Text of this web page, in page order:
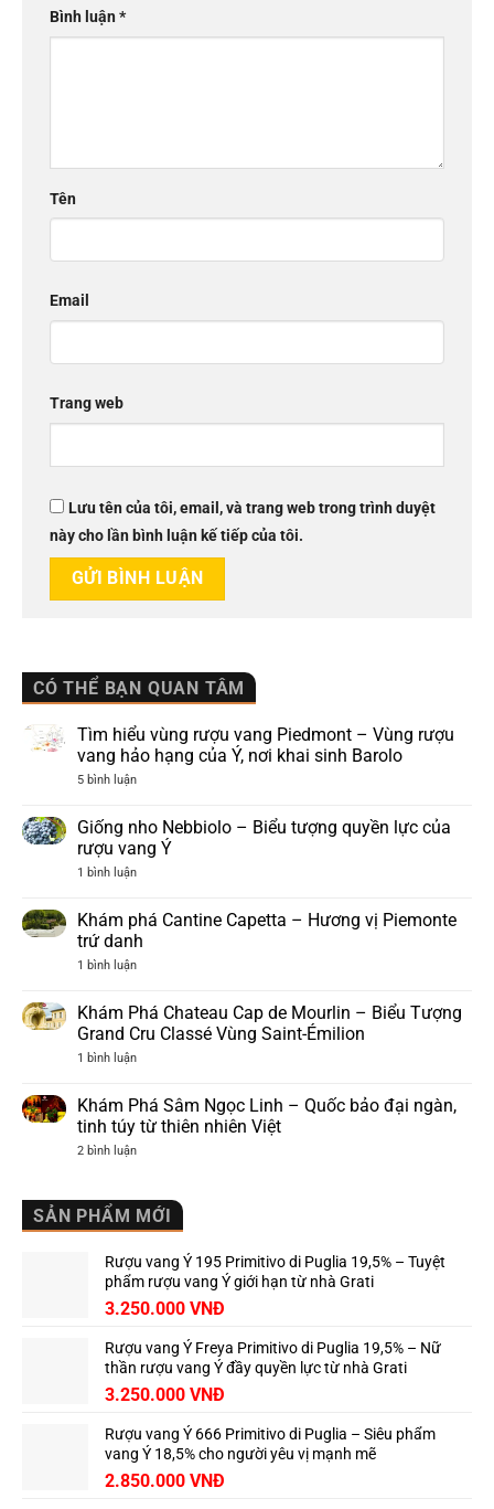
CÓ THỂ BẠN QUAN TÂM
Tìm hiểu vùng rượu vang Piedmont – Vùng rượu
vang hảo hạng của Ý, nơi khai sinh Barolo
5 bình luậnở
vùng
rượu
vang
–
vang
hảo
hạng
của
khai
sinh
Barolo
Giống nho Nebbiolo – Biểu tượng quyền lực của
rượu vang Ý
1 bình luậnở
Nebbiolo
–
Biểu
quyền
rượu
vang
Ý
Khám phá Cantine Capetta – Hương vị Piemonte
trứ danh
1 bình luậnở
Cantine
Capetta
–
vị
danh
Khám Phá Chateau Cap de Mourlin – Biểu Tượng
Grand Cru Classé Vùng Saint-Émilion
1 bình luậnở
Chateau
Cap
de
–
Grand
Cru
Classé
Saint-
Émilion
Khám Phá Sâm Ngọc Linh – Quốc bảo đại ngàn,
tinh túy từ thiên nhiên Việt
2 bình luậnở
Ngọc
Linh
–
bảo
đại
tinh
thiên
nhiên
SẢN PHẨM MỚI
Rượu vang Ý 195 Primitivo di Puglia 19,5% – Tuyệt
phẩm rượu vang Ý giới hạn từ nhà Grati
3.250.000 VNĐ
Rượu vang Ý Freya Primitivo di Puglia 19,5% – Nữ
thần rượu vang Ý đầy quyền lực từ nhà Grati
3.250.000 VNĐ
Rượu vang Ý 666 Primitivo di Puglia – Siêu phẩm
vang Ý 18,5% cho người yêu vị mạnh mẽ
2.850.000 VNĐ
Bình luận*
Tên
Email
Trang web
Lưu tên của tôi, email, và trang web trong trình duyệt
này cho lần bình luận kế tiếp của tôi.